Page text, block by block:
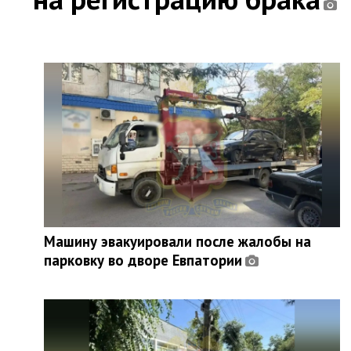
Машину эвакуировали после жалобы на
парковку во дворе Евпатории